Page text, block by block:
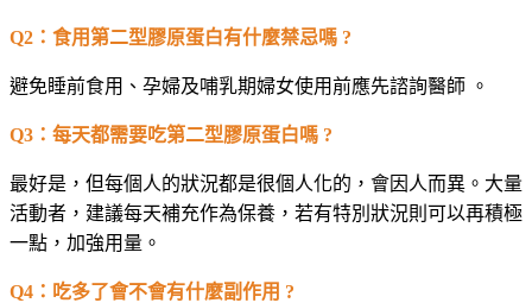
Q2 ：食用第二型膠原蛋白有什麼禁忌嗎 ?
避免睡前食用、孕婦及哺乳期婦女使用前應先諮詢醫師 。
Q3 ：每天都需要吃第二型膠原蛋白嗎 ?
最好是，但每個人的狀況都是很個人化的，會因人而異。大量
活動者，建議每天補充作為保養，若有特別狀況則可以再積極
一點，加強用量。
Q4 ：吃多了會不會有什麼副作用 ?